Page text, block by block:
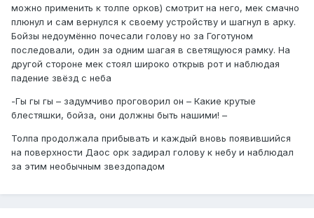
можно применить к толпе орков) смотрит на него, мек смачно
плюнул и сам вернулся к своему устройству и шагнул в арку.
Бойзы недоумённо почесали голову но за Гоготуном
последовали, один за одним шагая в светящуюся рамку. На
другой стороне мек стоял широко открыв рот и наблюдая
падение звёзд с неба
-Гы гы гы – задумчиво проговорил он – Какие крутые
блестяшки, бойза, они должны быть нашими! –
Толпа продолжала прибывать и каждый вновь появившийся
на поверхности Даос орк задирал голову к небу и наблюдал
за этим необычным звездопадом